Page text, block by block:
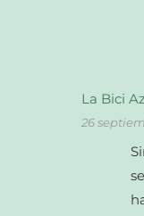
La Bici
26